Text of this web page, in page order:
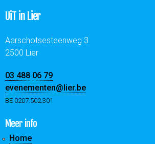
UiT in Lier
Aarschotsesteenweg 3
2500 Lier
03 488 06 79
evenementen@lier.be
BE 0207.502.301
Meer info
Home